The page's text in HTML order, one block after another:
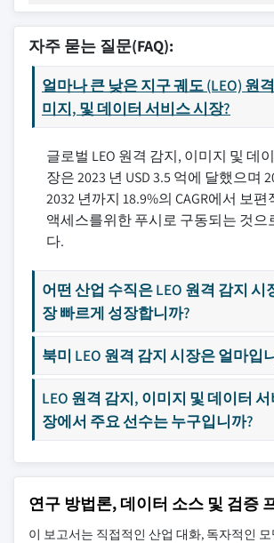
자주 묻는 질문(FAQ):
얼마나 큰 낮은 지구 궤도 (LEO) 원
미지, 및 데이터 서비스 시장?
글로벌 LEO 원격 감지, 이미지 및 데
장은 2023 년 USD 3.5 억에 달했으며
2032 년까지 18.9%의 CAGR에서 보
액세스를위한 푸시로 구동되는 것으
다.
어떤 산업 수직은 LEO 원격 감지 시
장 빠르게 성장합니까?
북미 LEO 원격 감지 시장은 얼마입
LEO 원격 감지, 이미지 및 데이터
장에서 주요 선수는 누구입니까?
연구 방법론, 데이터 소스 및 검증
이 보고서는 직접적인 산업 대화, 독자적인